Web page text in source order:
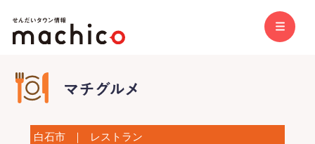
白石市 ｜ レストラン